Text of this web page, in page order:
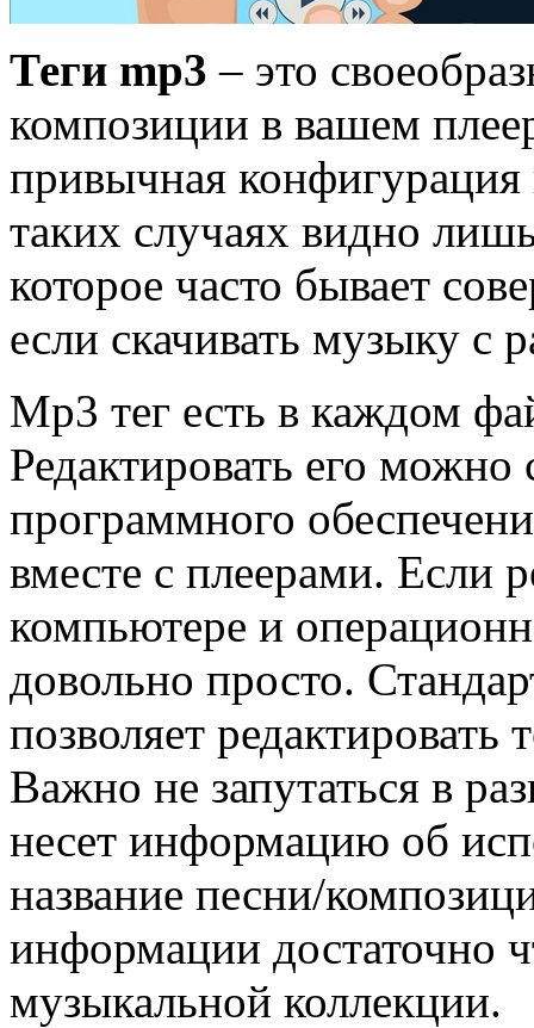
Теги mp3 – это
композиции в вашем
привычная конфигурация
таких случаях видно
которое часто бывает
если скачивать музыку с
Mp3 тег есть в каждом
Редактировать его
программного
вместе с плеерами. Если
компьютере и
довольно просто.
позволяет редактировать
Важно не запутаться в
несет информацию об
название песни/
информации достаточно
музыкальной коллекции.